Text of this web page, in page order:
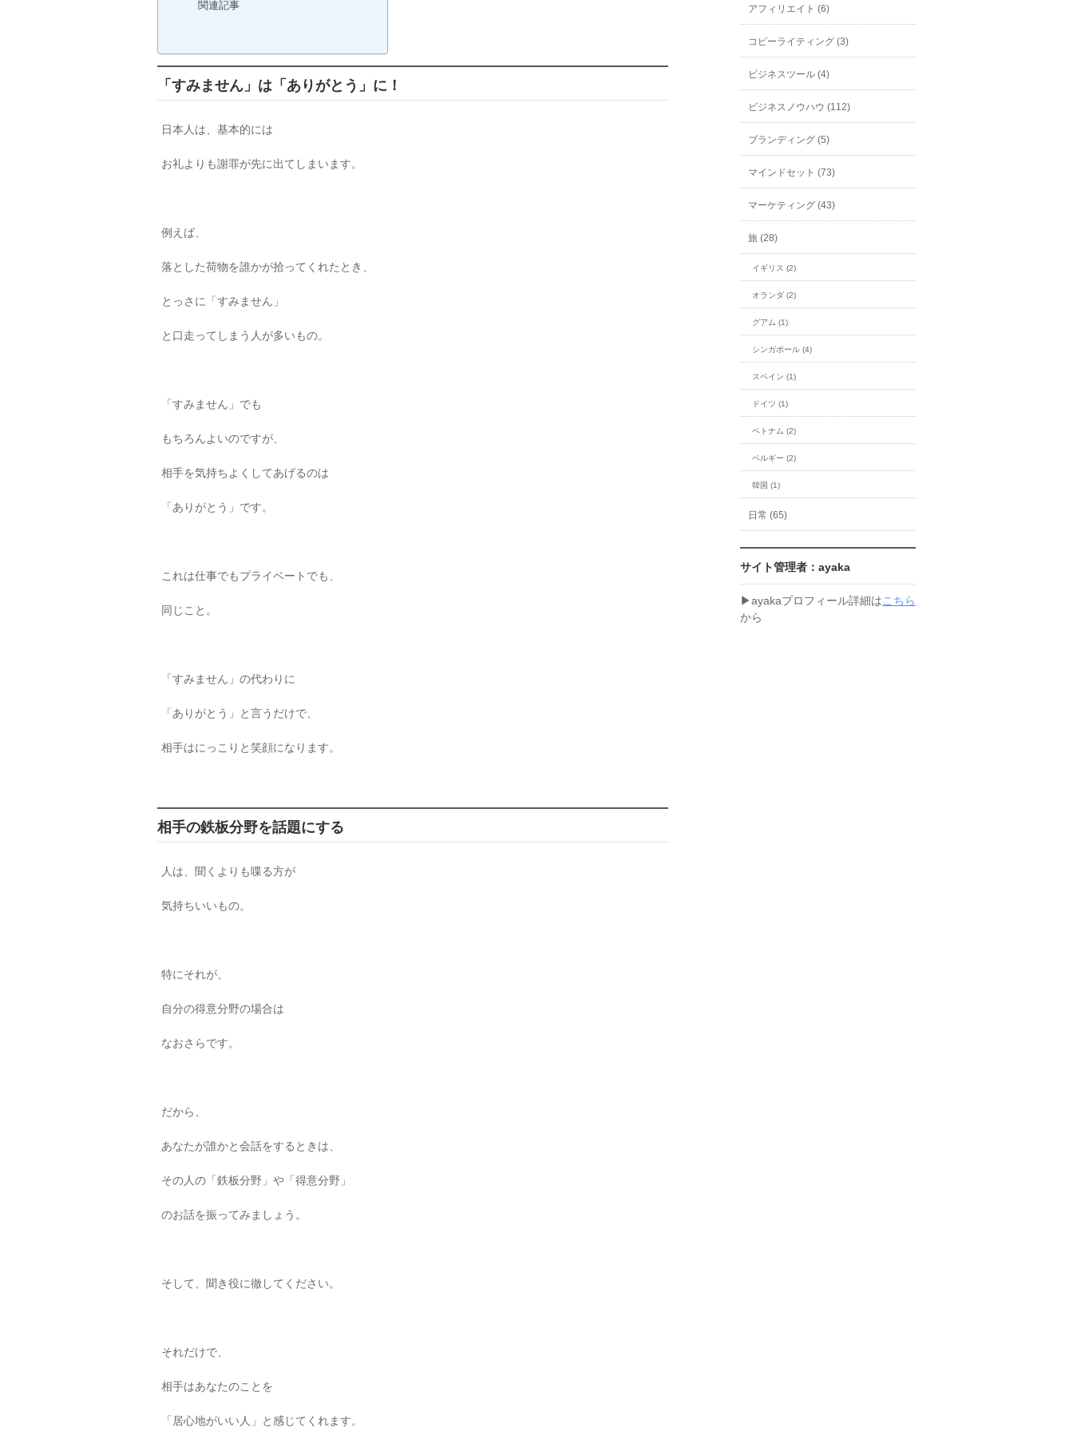
関連記事
「すみません」は「ありがとう」に！
日本人は、基本的には
お礼よりも謝罪が先に出てしまいます。
例えば、
落とした荷物を誰かが拾ってくれたとき、
とっさに「すみません」
と口走ってしまう人が多いもの。
「すみません」でも
もちろんよいのですが、
相手を気持ちよくしてあげるのは
「ありがとう」です。
これは仕事でもプライベートでも、
同じこと。
「すみません」の代わりに
「ありがとう」と言うだけで、
相手はにっこりと笑顔になります。
相手の鉄板分野を話題にする
人は、聞くよりも喋る方が
気持ちいいもの。
特にそれが、
自分の得意分野の場合は
なおさらです。
だから、
あなたが誰かと会話をするときは、
その人の「鉄板分野」や「得意分野」
のお話を振ってみましょう。
そして、聞き役に徹してください。
それだけで、
相手はあなたのことを
「居心地がいい人」と感じてくれます。
アフィリエイト (6)
コピーライティング (3)
ビジネスツール (4)
ビジネスノウハウ (112)
ブランディング (5)
マインドセット (73)
マーケティング (43)
旅 (28)
イギリス (2)
オランダ (2)
グアム (1)
シンガポール (4)
スペイン (1)
ドイツ (1)
ベトナム (2)
ベルギー (2)
韓国 (1)
日常 (65)
サイト管理者：ayaka
▶︎ayakaプロフィール詳細はこちら
から